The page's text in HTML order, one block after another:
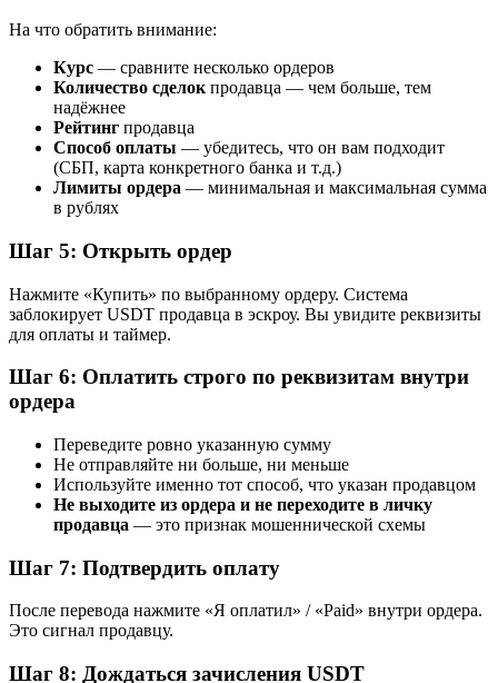
На что обратить внимание:
Курс — сравните несколько ордеров
Количество сделок продавца — чем больше, тем
надёжнее
Рейтинг продавца
Способ оплаты — убедитесь, что он вам подходит
(СБП, карта конкретного банка и т.д.)
Лимиты ордера — минимальная и максимальная сумма
в рублях
Шаг 5: Открыть ордер
Нажмите «Купить» по выбранному ордеру. Система
заблокирует USDT продавца в эскроу. Вы увидите реквизиты
для оплаты и таймер.
Шаг 6: Оплатить строго по реквизитам внутри
ордера
Переведите ровно указанную сумму
Не отправляйте ни больше, ни меньше
Используйте именно тот способ, что указан продавцом
Не выходите из ордера и не переходите в личку
продавца — это признак мошеннической схемы
Шаг 7: Подтвердить оплату
После перевода нажмите «Я оплатил» / «Paid» внутри ордера.
Это сигнал продавцу.
Шаг 8: Дождаться зачисления USDT